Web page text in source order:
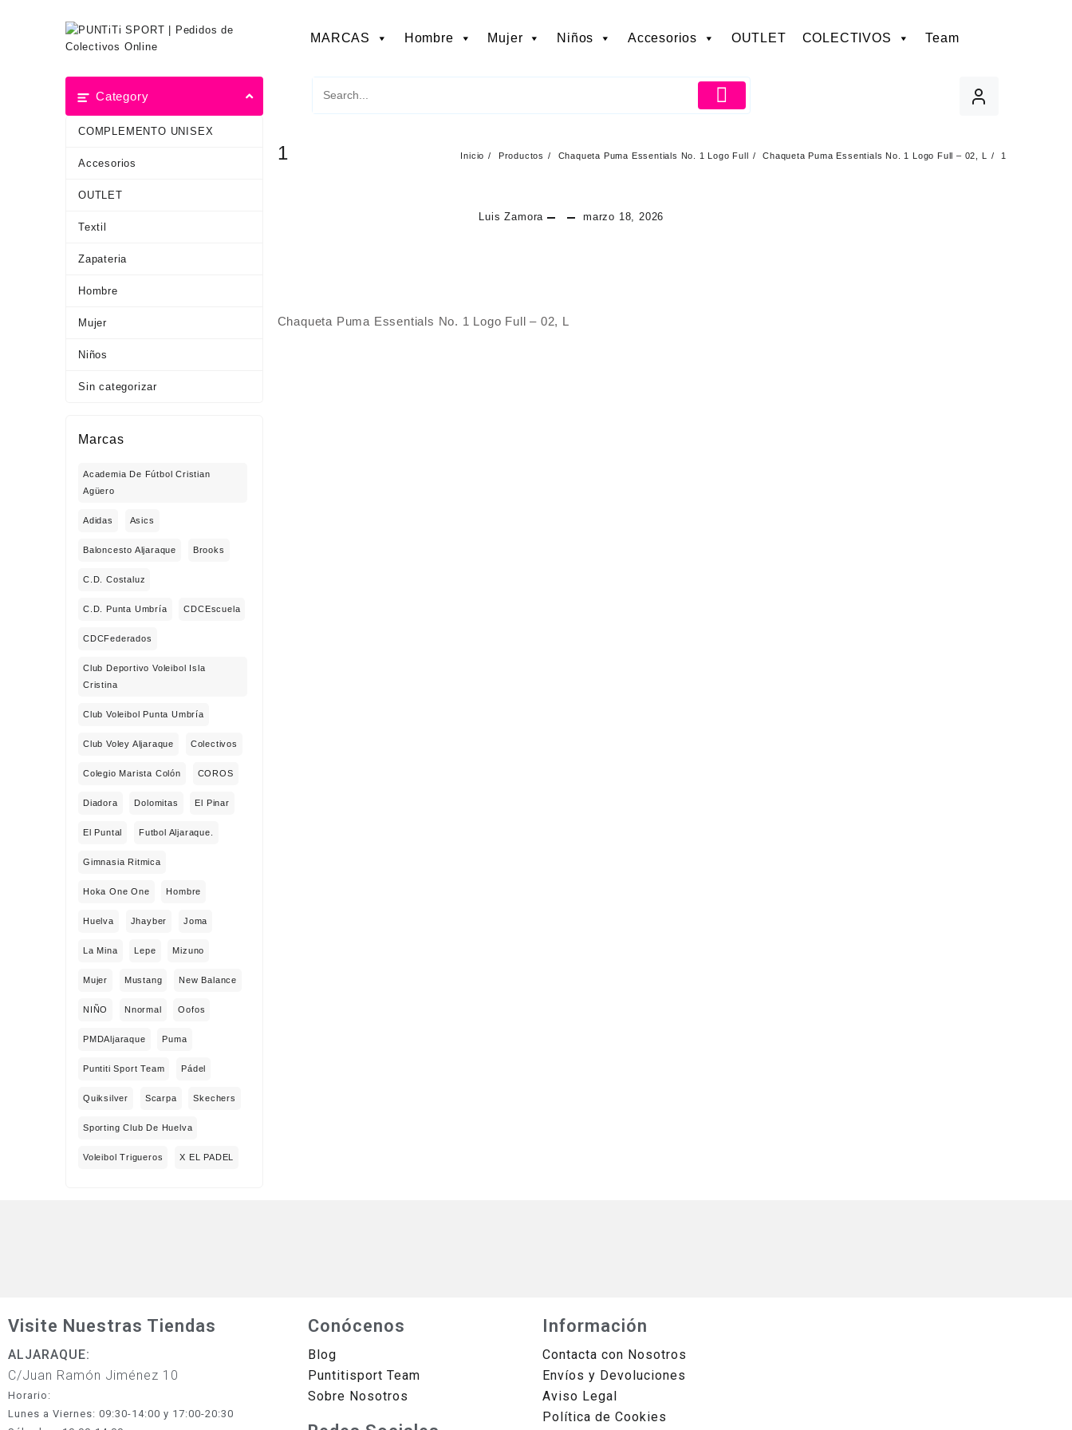
MARCAS Hombre Mujer Niños Accesorios OUTLET COLECTIVOS Team
Category
COMPLEMENTO UNISEX
Accesorios
OUTLET
Textil
Zapateria
Hombre
Mujer
Niños
Sin categorizar
1 Inicio Productos Chaqueta Puma Essentials No. 1 Logo Full Chaqueta Puma Essentials No. 1 Logo Full – 02, L 1
Luis Zamora marzo 18, 2026
Chaqueta Puma Essentials No. 1 Logo Full – 02, L
Marcas
Academia De Fútbol Cristian
Agüero
Adidas Asics
Baloncesto Aljaraque Brooks
C.D. Costaluz
C.D. Punta Umbría CDCEscuela
CDCFederados
Club Deportivo Voleibol Isla
Cristina
Club Voleibol Punta Umbría
Club Voley Aljaraque Colectivos
Colegio Marista Colón COROS
Diadora Dolomitas El Pinar
El Puntal Futbol Aljaraque.
Gimnasia Ritmica
Hoka One One Hombre
Huelva Jhayber Joma
La Mina Lepe Mizuno
Mujer Mustang New Balance
NIÑO Nnormal Oofos
PMDAljaraque Puma
Puntiti Sport Team Pádel
Quiksilver Scarpa Skechers
Sporting Club De Huelva
Voleibol Trigueros X EL PADEL
Visite Nuestras Tiendas
ALJARAQUE:
C/Juan Ramón Jiménez 10
Horario:
Lunes a Viernes: 09:30-14:00 y 17:00-20:30
Conócenos
Blog
Puntitisport Team
Sobre Nosotros
Información
Contacta con Nosotros
Envíos y Devoluciones
Aviso Legal
Política de Cookies